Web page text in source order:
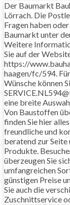
Der Baumarkt
Lörrach. Die
Fragen haben
Baumarkt unter
Weitere
Sie auf der
https://
haagen/fc/594.
Wünsche können
eine breite
Von Baustoffen
finden Sie hier
freundliche und
beratend zur
Produkte.
überzeugen Sie
umfangreichen
günstigen Preise
Sie auch die
Zuschnittservice